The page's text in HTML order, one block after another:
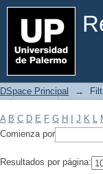
Filtrar por:
DSpace Principal →
A B C D E F G H J K L
Comienza por
Resultados por página: